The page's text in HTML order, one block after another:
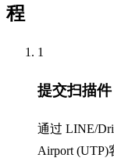
程
1
提交扫描件
通过 LINE/
Airport (UTP)